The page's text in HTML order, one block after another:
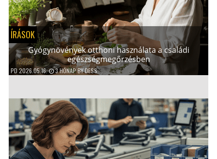
ÍRÁSOK
Gyógynövények otthoni használata a családi
egészségmegőrzésben
PD2026.05.16. 3 HÓNAPBYDESS